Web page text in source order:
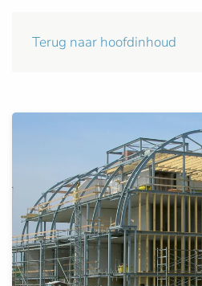
Terug naar hoofdinhoud